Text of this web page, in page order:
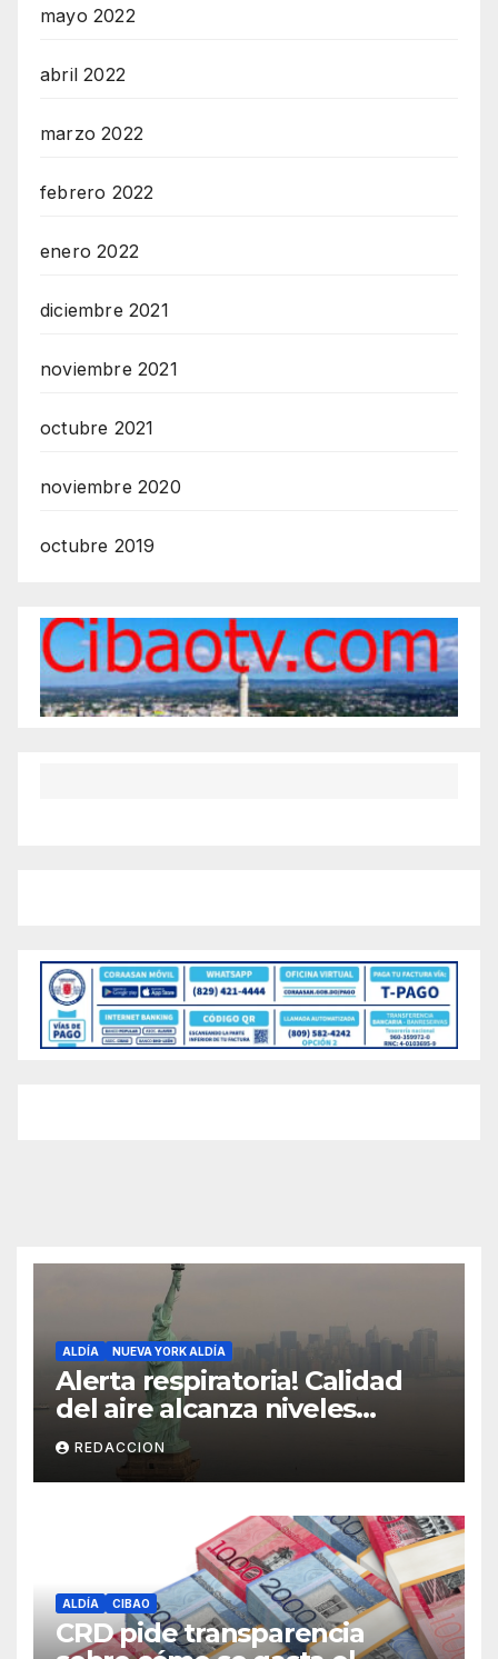
mayo 2022
abril 2022
marzo 2022
febrero 2022
enero 2022
diciembre 2021
noviembre 2021
octubre 2021
noviembre 2020
octubre 2019
ALDÍA NUEVA YORK ALDÍA
Alerta respiratoria! Calidad
del aire alcanza niveles
peligrosos en NYC
REDACCION
ALDÍA CIBAO
CRD pide transparencia